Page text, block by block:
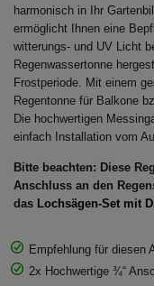
harmonisch in Ihr
ermöglicht Ihnen eine
witterungs- und UV Licht
Regenwassertonne
Frostperiode. Mit einem
Regentonne für Balkone
Die hochwertigen
einfach Installation vom
Bitte beachten: Diese
Anschluss an den
das Lochsägen-Set mit
Empfehlung für diesen
2x Hochwertige ¾“